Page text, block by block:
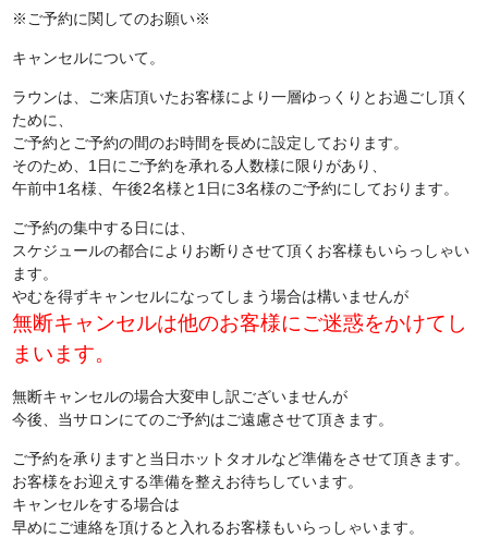
※ご予約に関してのお願い※
キャンセルについて。
ラウンは、ご来店頂いたお客様により一層ゆっくりとお過ごし頂く
ために、
ご予約とご予約の間のお時間を長めに設定しております。
そのため、1日にご予約を承れる人数様に限りがあり、
午前中1名様、午後2名様と1日に3名様のご予約にしております。
ご予約の集中する日には、
スケジュールの都合によりお断りさせて頂くお客様もいらっしゃい
ます。
やむを得ずキャンセルになってしまう場合は構いませんが
無断キャンセルは他のお客様にご迷惑をかけてし
まいます。
無断キャンセルの場合大変申し訳ございませんが
今後、当サロンにてのご予約はご遠慮させて頂きます。
ご予約を承りますと当日ホットタオルなど準備をさせて頂きます。
お客様をお迎えする準備を整えお待ちしています。
キャンセルをする場合は
早めにご連絡を頂けると入れるお客様もいらっしゃいます。